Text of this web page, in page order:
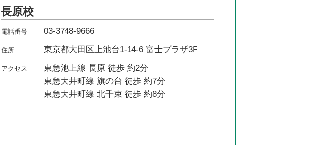
長原校
03-3748-9666
東京都大田区上池台1-14-6 富士プラザ3F
東急池上線 長原 徒歩 約2分
東急大井町線 旗の台 徒歩 約7分
東急大井町線 北千束 徒歩 約8分